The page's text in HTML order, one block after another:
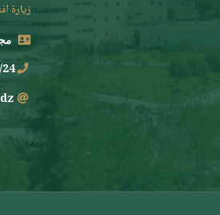
زيارة
23/24 02 62 36 (213+)